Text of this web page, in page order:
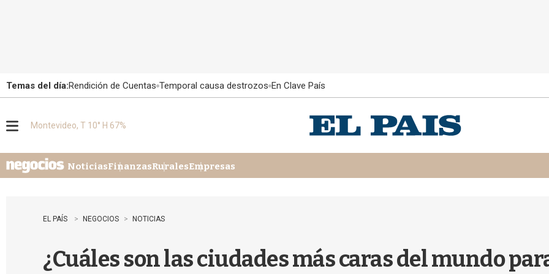
Temas del día:Rendición de Cuentas Temporal causa destrozos En Clave País
u
Montevideo, T 10° H 67%
NoticiasFinanzasRuralesEmpresas
EL PAÍS NEGOCIOS NOTICIAS
¿Cuáles son las ciudades más caras del mundo